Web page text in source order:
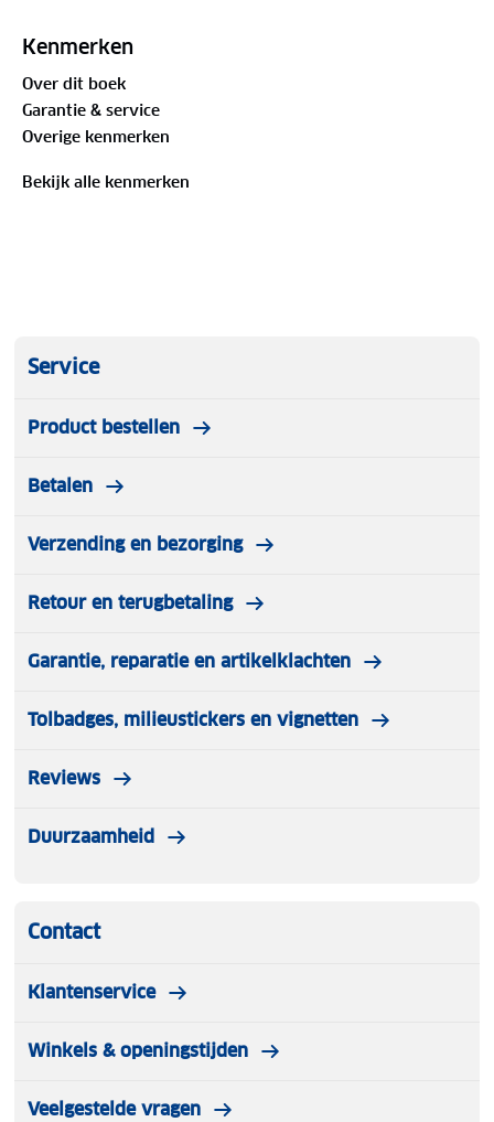
route uitstippelen. Op iedere kaart vind je
bovendien minimaal twee kant‑en‑klare fietsroutes
en wandelroutes, waarvan je de knooppuntkaartjes
kunt uitknippen en gemakkelijk in je ANWB
mooiste natuurgebieden.
Kenmerken
Over dit boek
Garantie & service
Overige kenmerken
Bekijk alle kenmerken
Service
Product bestellen
Betalen
Verzending en bezorging
Retour en terugbetaling
Garantie, reparatie en artikelklachten
Tolbadges, milieustickers en vignetten
Reviews
Duurzaamheid
Contact
Klantenservice
Winkels & openingstijden
Veelgestelde vragen